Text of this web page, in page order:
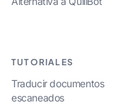
TUTORIALES
Traducir documentos
escaneados